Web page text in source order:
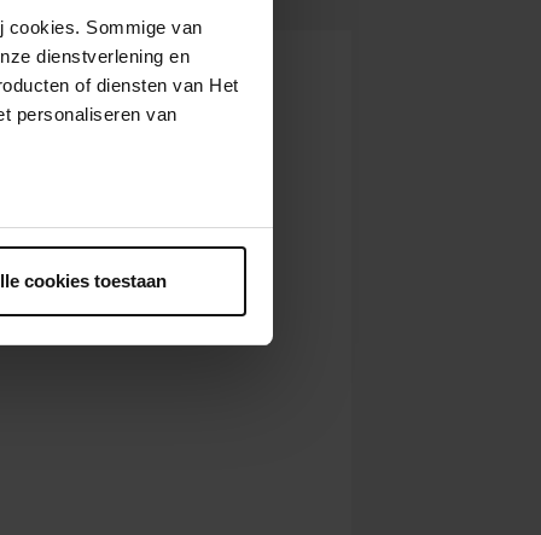
cookies. Sommige van
dienstverlening en
of diensten van Het
personaliseren van
cookies toestaan